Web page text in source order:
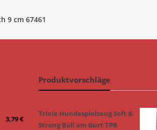
9 cm 67461
3,79€
Produktvorschläge
Trixie Hundespielzeug Soft &
Strong Ball am Gurt TPR